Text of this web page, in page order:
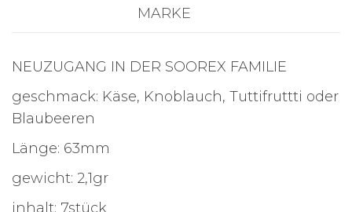
MARKE
NEUZUGANG IN DER SOOREX FAMILIE
geschmack: Käse, Knoblauch, Tuttifruttti oder
Blaubeeren
Länge: 63mm
gewicht: 2,1gr
inhalt: 7stück